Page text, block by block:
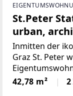
St.Peter
urban,
Inmitten der
Graz St. Peter
Architektonisch
Refugium –
42,78 m²